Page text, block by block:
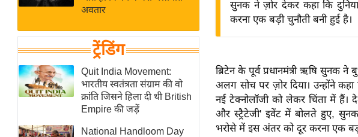
शख्सियत
यंग इंडिया
साहित्य जगत
ऑटो वर्ल्ड
न्यूज ब्रीफ
मनोरंजन जगत
बॉलीवुड
अवतार
ट्रेंडिंग
Quit India Movement:
भारतीय स्वतंत्रता संग्राम की वो
क्रांति जिसने हिला दी थी British
Empire की जड़ें
National Handloom Day
सुनक ने ज़ोर देकर कहा कि
करना एक बड़ी चुनौती बनी हुई है।
ब्रिटेन के पूर्व प्रधानमंत्री ऋषि सुनक
अलग सोच पर ज़ोर दिया। उन्होंने
नई टेक्नोलॉजी को लेकर चिंता में हैं।
और स्ट्रैटेजी' इवेंट में बोलते हुए,
भरोसे में इस अंतर को दूर करना एक